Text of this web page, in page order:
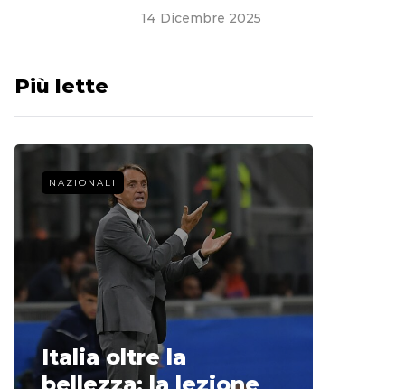
14 Dicembre 2025
Più lette
NAZIONALI
Italia oltre la